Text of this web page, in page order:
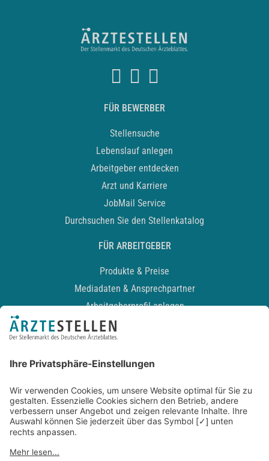
FÜR BEWERBER
Stellensuche
Lebenslauf anlegen
Arbeitgeber entdecken
Arzt und Karriere
JobMail Service
Durchsuchen Sie den Stellenkatalog
FÜR ARBEITGEBER
Produkte & Preise
Mediadaten & Ansprechpartner
Arbeitgeberprofil anlegen
Recruiting-Podcast
Kontakt
Datenschutz
Newsletter